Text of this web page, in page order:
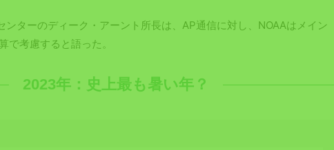
ンターのディーク・アーント所長は、AP通信に対し、NOAAはメイン
で考慮すると語った。
2023年：史上最も暑い年？